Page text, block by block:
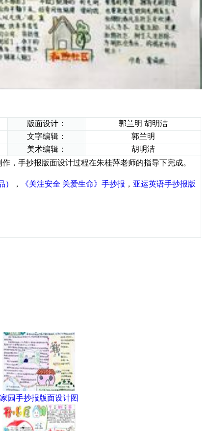
版面设计：
郭兰明 胡明洁
文字编辑：
郭兰明
美术编辑：
胡明洁
，手抄报版面设计过程在朱桂萍老师的指导下完成。
） ， 《关注安全 关爱生命》手抄报 ， 亚运英语手抄报版
家园手抄报版面设计图